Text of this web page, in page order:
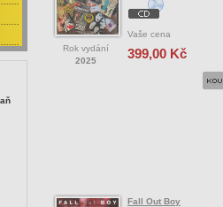
Rok vydání
2025
Vaše cena
399,00 Kč
Fall Out Boy